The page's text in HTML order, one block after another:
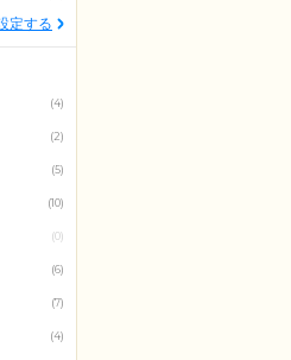
定する
(4)
(2)
(5)
(10)
(0)
(6)
(7)
(4)